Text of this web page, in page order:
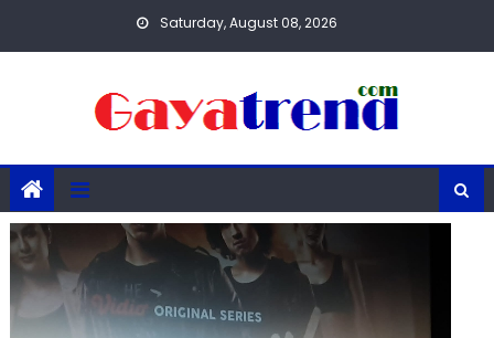
Saturday, August 08, 2026